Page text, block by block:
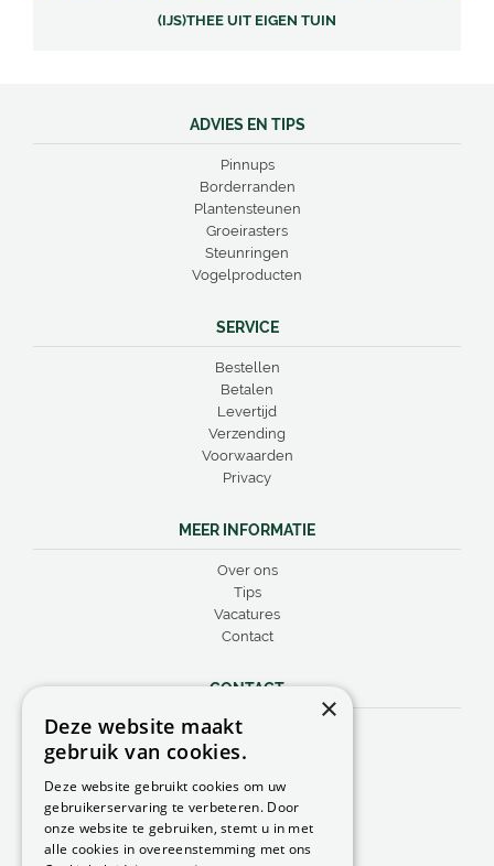
(IJS)THEE UIT EIGEN TUIN
ADVIES EN TIPS
Pinnups
Borderranden
Plantensteunen
Groeirasters
Steunringen
Vogelproducten
SERVICE
Bestellen
Betalen
Levertijd
Verzending
Voorwaarden
Privacy
MEER INFORMATIE
Over ons
Tips
Vacatures
Contact
CONTACT
Peacock Garden Supports
Industrieweg 22
Nederland
0499 57 40 80
F. 0499 57 40 84
×
Deze website maakt
gebruik van cookies.
Deze website gebruikt cookies om uw
gebruikerservaring te verbeteren. Door
onze website te gebruiken, stemt u in met
alle cookies in overeenstemming met ons